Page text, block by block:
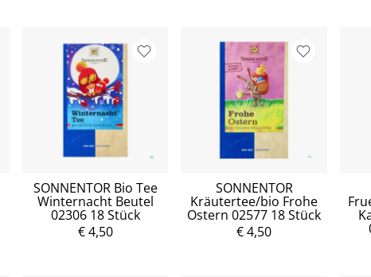
SONNENTOR Bio Tee
Winternacht Beutel
02306 18 Stück
€ 4,50
SONNENTOR
Kräutertee/bio Frohe
Ostern 02577 18 Stück
€ 4,50